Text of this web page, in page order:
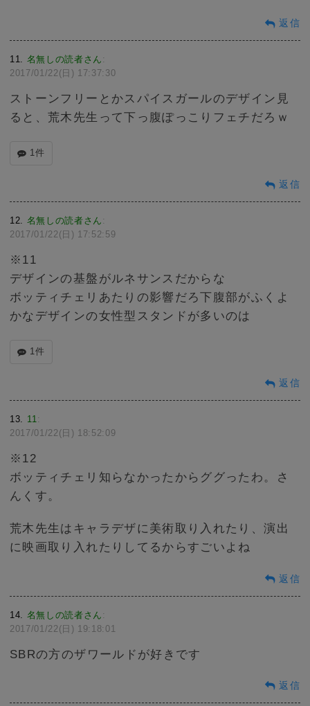
返信
11 名無しの読者さん :
2017/01/22(日) 17:37:30
ストーンフリーとかスパイスガールのデザイン見
ると、荒木先生って下っ腹ぽっこりフェチだろｗ
1件
返信
12 名無しの読者さん :
2017/01/22(日) 17:52:59
※11
デザインの基盤がルネサンスだからな
ボッティチェリあたりの影響だろ下腹部がふくよ
かなデザインの女性型スタンドが多いのは
1件
返信
13 11:
2017/01/22(日) 18:52:09
※12
ボッティチェリ知らなかったからググったわ。さ
んくす。
荒木先生はキャラデザに美術取り入れたり、演出
に映画取り入れたりしてるからすごいよね
返信
14 名無しの読者さん :
2017/01/22(日) 19:18:01
SBRの方のザワールドが好きです
返信